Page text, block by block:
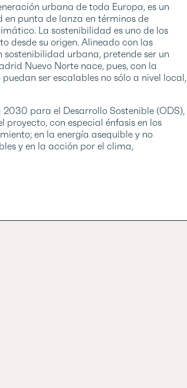
urbana de toda Europa, es un
punta de lanza en términos de
La sostenibilidad es uno de los
desde su origen. Alineado con las
urbana, pretende ser un
Nuevo Norte nace, pues, con la
ser escalables no sólo a nivel local,
para el Desarrollo Sostenible (ODS),
con especial énfasis en los
en la energía asequible y no
y en la acción por el clima,